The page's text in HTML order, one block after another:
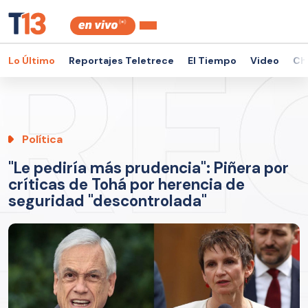
Lo Último Reportajes Teletrece El Tiempo Video
Política
"Le pediría más prudencia": Piñera por
críticas de Tohá por herencia de
seguridad "descontrolada"